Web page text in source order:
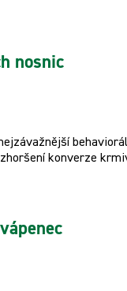
nosnic
konverze